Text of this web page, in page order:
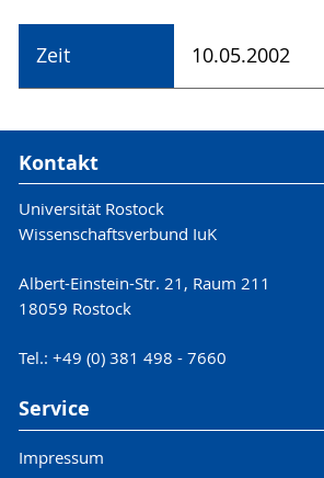
Zeit 10.05.2002
Kontakt
Universität Rostock
Wissenschaftsverbund IuK
Albert-Einstein-Str. 21, Raum 211
18059 Rostock
Tel.: +49 (0) 381 498 - 7660
Service
Impressum